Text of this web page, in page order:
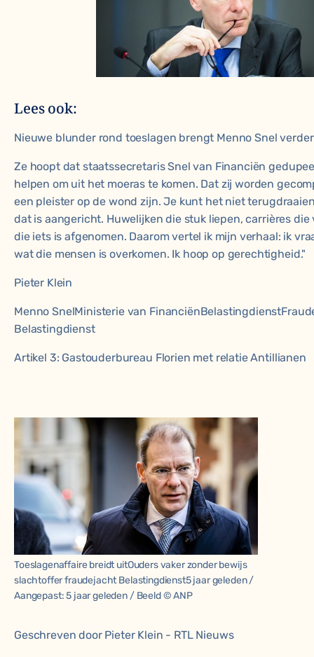
Lees ook:
Nieuwe blunder rond toeslagen brengt Menno Snel
Ze hoopt dat staatssecretaris Snel van Financiën
helpen om uit het moeras te komen. Dat zij worden
een pleister op de wond zijn. Je kunt het niet
dat is aangericht. Huwelijken die stuk liepen, carrières die
die iets is afgenomen. Daarom vertel ik mijn verhaal: ik
wat die mensen is overkomen. Ik hoop op gerechtigheid."
Pieter Klein
Menno SnelMinisterie van FinanciënBelastingdienst
Belastingdienst
Artikel 3: Gastouderbureau Florien met relatie Antillianen
Toeslagenaffaire breidt uitOuders vaker zonder bewijs
slachtoffer fraudejacht Belastingdienst5 jaar geleden /
Aangepast: 5 jaar geleden / Beeld © ANP
Geschreven door Pieter Klein - RTL Nieuws